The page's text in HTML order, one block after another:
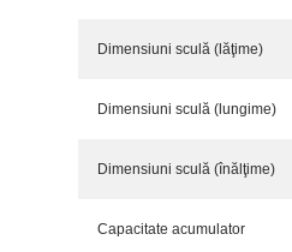
Dimensiuni sculă (lăţime)
Dimensiuni sculă (lungime)
Dimensiuni sculă (înălţime)
Capacitate acumulator